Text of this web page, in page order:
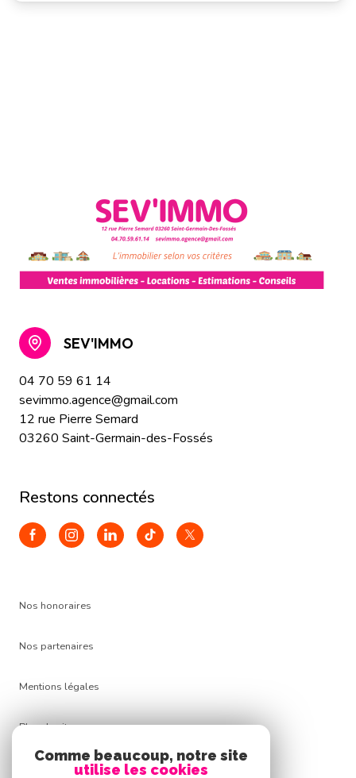
SEV'IMMO
04 70 59 61 14
sevimmo.agence@gmail.com
12 rue Pierre Semard
03260 Saint-Germain-des-Fossés
restons connectés
Nos honoraires
Nos partenaires
Mentions légales
Plan du site
Comme beaucoup, notre site
utilise les cookies